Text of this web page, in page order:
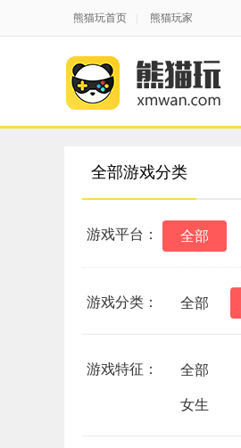
熊猫玩首页 熊猫玩家
全部游戏分类
游戏平台： 全部
游戏分类： 全部
游戏特征： 全部
女生